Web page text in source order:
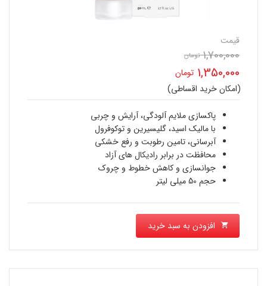
قیمت
1,700,000 تومان
اصلی
1,700,000 تومان
بود.
1,350,000 تومان
قیمت
فعلی
1,350,000 تومان
است.
(امکان خرید اقساطی)
پاکسازی ملایم آلودگی، آرایش و چربی
با مالیک اسید، گلیسیرین و توکوفرول
آبرسانی، تامین رطوبت و رفع خشکی
محافظت در برابر رادیکال های آزاد
جوانسازی و کاهش خطوط و چروک
حجم 50 میلی لیتر
افزودن به سبد خرید